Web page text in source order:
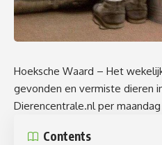
Hoeksche Waard – Het
gevonden en vermiste dieren
Dierencentrale.nl per maandag
Contents